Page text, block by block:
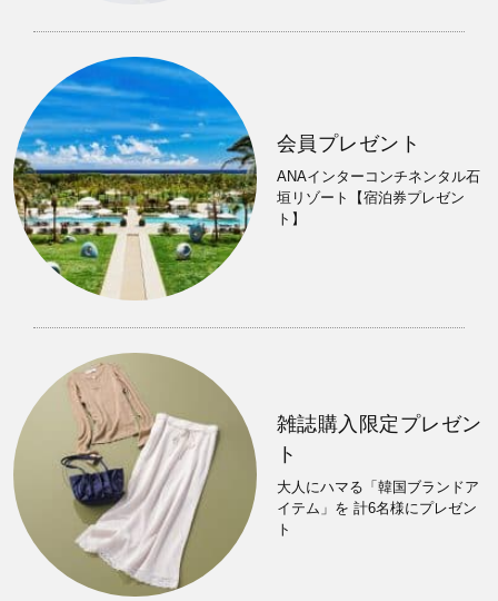
会員プレゼント
ANAインターコンチネンタル石
垣リゾート【宿泊券プレゼン
ト】
雑誌購入限定プレゼン
ト
大人にハマる「韓国ブランドア
イテム」を 計6名様にプレゼン
ト